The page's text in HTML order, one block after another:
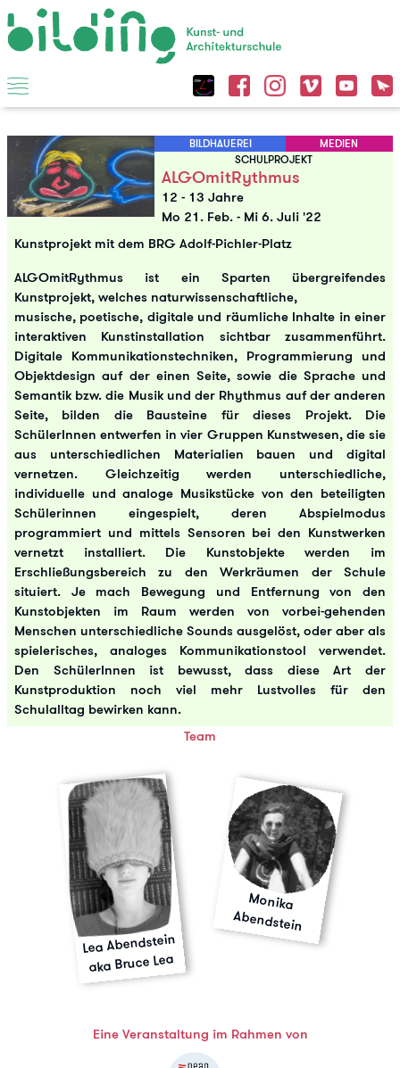
BILDHAUEREI
MEDIEN
SCHULPROJEKT
ALGOmitRythmus
12 - 13 Jahre
Mo 21. Feb. - Mi 6. Juli '22
Kunstprojekt mit dem BRG Adolf-Pichler-Platz
ALGOmitRythmus ist ein Sparten übergreifendes
Kunstprojekt, welches naturwissenschaftliche,
musische, poetische, digitale und räumliche Inhalte in einer
interaktiven Kunstinstallation sichtbar zusammenführt.
Digitale Kommunikationstechniken, Programmierung und
Objektdesign auf der einen Seite, sowie die Sprache und
Semantik bzw. die Musik und der Rhythmus auf der anderen
Seite, bilden die Bausteine für dieses Projekt. Die
SchülerInnen entwerfen in vier Gruppen Kunstwesen, die sie
aus unterschiedlichen Materialien bauen und digital
vernetzen. Gleichzeitig werden unterschiedliche,
individuelle und analoge Musikstücke von den beteiligten
Schülerinnen eingespielt, deren Abspielmodus
programmiert und mittels Sensoren bei den Kunstwerken
vernetzt installiert. Die Kunstobjekte werden im
Erschließungsbereich zu den Werkräumen der Schule
situiert. Je mach Bewegung und Entfernung von den
Kunstobjekten im Raum werden von vorbei-gehenden
Menschen unterschiedliche Sounds ausgelöst, oder aber als
spielerisches, analoges Kommunikationstool verwendet.
Den SchülerInnen ist bewusst, dass diese Art der
Kunstproduktion noch viel mehr Lustvolles für den
Schulalltag bewirken kann.
Team
Lea Abendstein
aka Bruce Lea
Monika
Abendstein
Eine Veranstaltung im Rahmen von